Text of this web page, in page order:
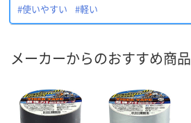
#使いやすい
#軽い
メーカーからのおすすめ商品